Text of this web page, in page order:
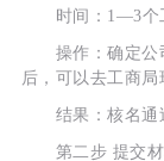
时间：1—3个
操作：确定公司
后，可以去工商局
结果：核名通过
第二步 提交材